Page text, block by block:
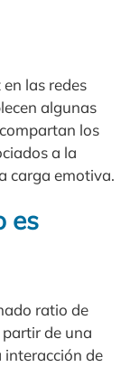
las redes
algunas
los
a la
carga emotiva.
es
ratio de
de una
interacción de